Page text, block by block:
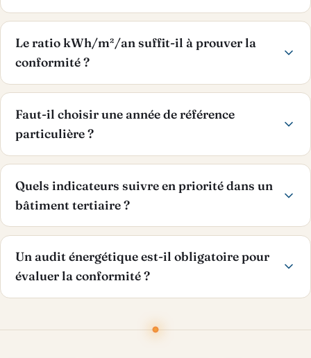
Le ratio kWh/m²/an suffit-il à prouver la
conformité ?
Faut-il choisir une année de référence
particulière ?
Quels indicateurs suivre en priorité dans un
bâtiment tertiaire ?
Un audit énergétique est-il obligatoire pour
évaluer la conformité ?